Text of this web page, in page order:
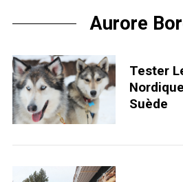
Aurore
Tester
Suède